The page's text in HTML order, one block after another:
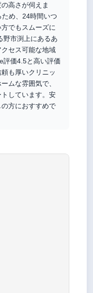
高さが伺えま
め、24時間いつ
でもスムーズに
野市渕上にあるあ
セス可能な地域
評価4.5と高い評価
も厚いクリニッ
ムな雰囲気で、
しています。安
方におすすめで